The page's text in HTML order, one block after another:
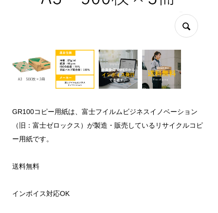
GR100コピー用紙は、富士フイルムビジネスイノベーション
（旧：富士ゼロックス）が製造・販売しているリサイクルコピ
ー用紙です。
送料無料
インボイス対応OK